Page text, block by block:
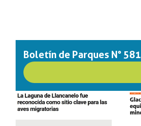
Boletín de Parques N° 581